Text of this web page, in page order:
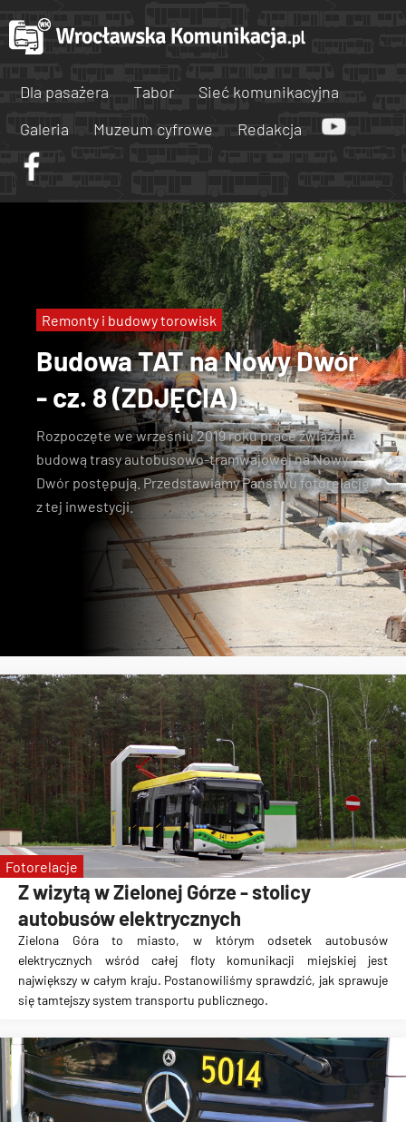
Dla pasażera Tabor
Sieć komunikacyjna
Galeria
Muzeum cyfrowe Redakcja
Budowa TAT na Nowy Dwór
- cz. 8 (ZDJĘCIA)
Rozpoczęte we wrześniu 2019 roku prace związane z
budową trasy autobusowo-tramwajowej na Nowy
Dwór postępują. Przedstawiamy Państwu fotorelację
z tej inwestycji.
Remonty i budowy torowisk
Nowy Dwór
tramwaj na Nowy Dwór
budowa torowiska
ul. Strzegomska
ul. Robotnicza
TAT
Z wizytą w Zielonej Górze - stolicy
autobusów elektrycznych
Zielona Góra to miasto, w którym odsetek autobusów
elektrycznych wśród całej floty komunikacji miejskiej jest
największy w całym kraju. Postanowiliśmy sprawdzić, jak sprawuje
się tamtejszy system transportu publicznego.
Fotorelacje